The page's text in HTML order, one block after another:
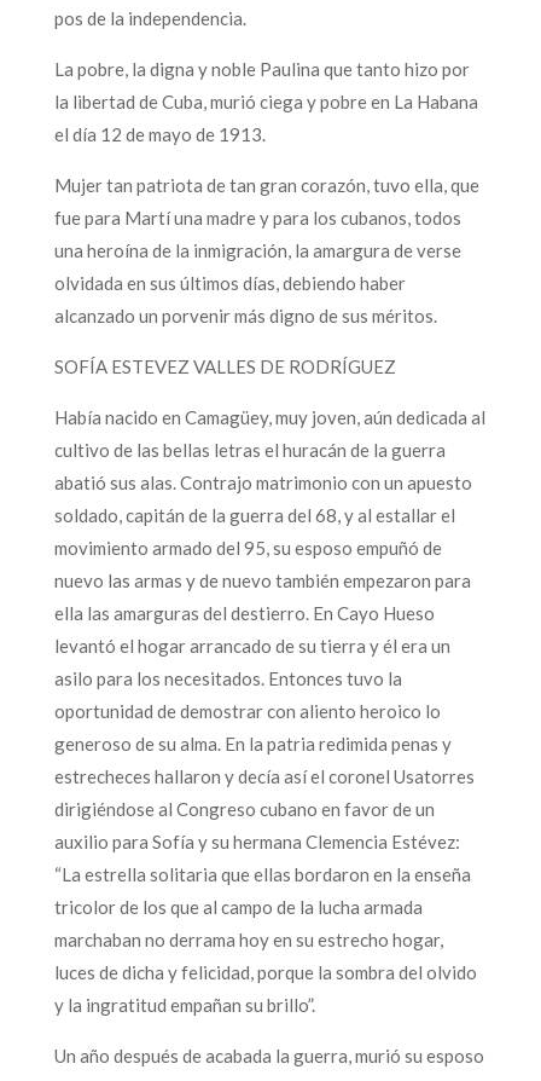
pos de la independencia.
La pobre, la digna y noble Paulina que tanto hizo por
la libertad de Cuba, murió ciega y pobre en La Habana
el día 12 de mayo de 1913.
Mujer tan patriota de tan gran corazón, tuvo ella, que
fue para Martí una madre y para los cubanos, todos
una heroína de la inmigración, la amargura de verse
olvidada en sus últimos días, debiendo haber
alcanzado un porvenir más digno de sus méritos.
SOFÍA ESTEVEZ VALLES DE RODRÍGUEZ
Había nacido en Camagüey, muy joven, aún dedicada al
cultivo de las bellas letras el huracán de la guerra
abatió sus alas. Contrajo matrimonio con un apuesto
soldado, capitán de la guerra del 68, y al estallar el
movimiento armado del 95, su esposo empuñó de
nuevo las armas y de nuevo también empezaron para
ella las amarguras del destierro. En Cayo Hueso
levantó el hogar arrancado de su tierra y él era un
asilo para los necesitados. Entonces tuvo la
oportunidad de demostrar con aliento heroico lo
generoso de su alma. En la patria redimida penas y
estrecheces hallaron y decía así el coronel Usatorres
dirigiéndose al Congreso cubano en favor de un
auxilio para Sofía y su hermana Clemencia Estévez:
“La estrella solitaria que ellas bordaron en la enseña
tricolor de los que al campo de la lucha armada
marchaban no derrama hoy en su estrecho hogar,
luces de dicha y felicidad, porque la sombra del olvido
y la ingratitud empañan su brillo”.
Un año después de acabada la guerra, murió su esposo